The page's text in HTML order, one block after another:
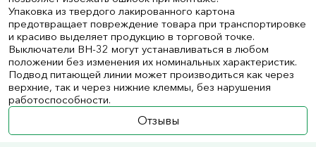
Упаковка из твердого лакированного картона
предотвращает повреждение товара при транспортировке
и красиво выделяет продукцию в торговой точке.
Выключатели ВН-32 могут устанавливаться в любом
положении без изменения их номинальных характеристик.
Подвод питающей линии может производиться как через
верхние, так и через нижние клеммы, без нарушения
работоспособности.
Отзывы